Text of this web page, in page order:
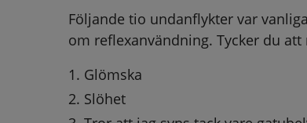
Följande tio undanflykter var
om reflexanvändning. Tycker du att
Glömska
Slöhet